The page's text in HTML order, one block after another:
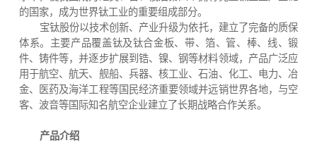
的国家，成为世界钛工业的重要组成部分。
宝钛股份以技术创新、产业升级为依托，建立了完备的质保
体系。主要产品覆盖钛及钛合金板、带、箔、管、棒、线、锻
件、铸件等，并逐步扩展到锆、镍、钢等材料领域，产品广泛应
用于航空、航天、舰船、兵器、核工业、石油、化工、电力、冶
金、医药及海洋工程等国民经济重要领域并远销世界各地，与空
客、波音等国际知名航空企业建立了长期战略合作关系。
产品介绍